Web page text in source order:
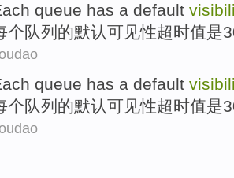
queue has a default
个队列 的默认可见性超时值是
queue has a default
个队列 的默认可见性超时值是